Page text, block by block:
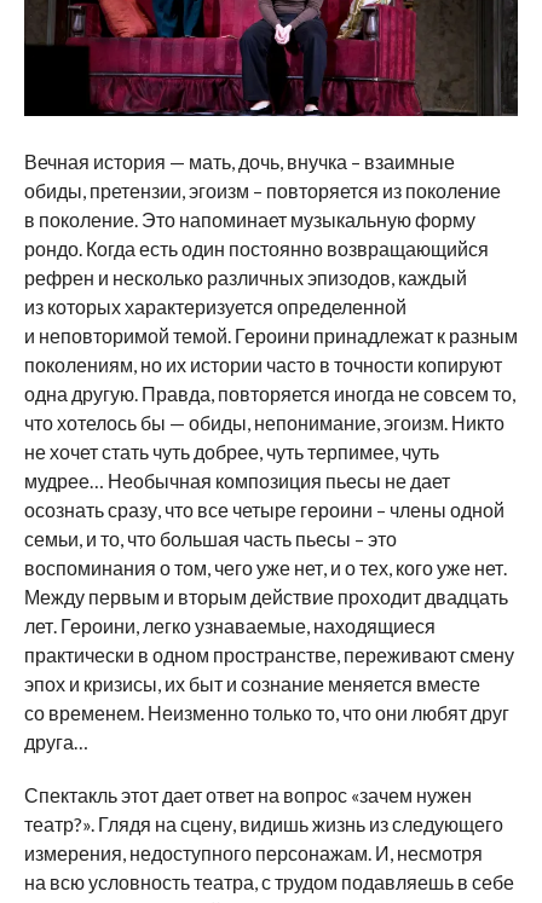
Вечная история — мать, дочь, внучка – взаимные
обиды, претензии, эгоизм – повторяется из поколение
в поколение. Это напоминает музыкальную форму
рондо. Когда есть один постоянно возвращающийся
рефрен и несколько различных эпизодов, каждый
из которых характеризуется определенной
и неповторимой темой. Героини принадлежат к разным
поколениям, но их истории часто в точности копируют
одна другую. Правда, повторяется иногда не совсем то,
что хотелось бы — обиды, непонимание, эгоизм. Никто
не хочет стать чуть добрее, чуть терпимее, чуть
мудрее… Необычная композиция пьесы не дает
осознать сразу, что все четыре героини – члены одной
семьи, и то, что большая часть пьесы – это
воспоминания о том, чего уже нет, и о тех, кого уже нет.
Между первым и вторым действие проходит двадцать
лет. Героини, легко узнаваемые, находящиеся
практически в одном пространстве, переживают смену
эпох и кризисы, их быт и сознание меняется вместе
со временем. Неизменно только то, что они любят друг
друга…
Спектакль этот дает ответ на вопрос «зачем нужен
театр?». Глядя на сцену, видишь жизнь из следующего
измерения, недоступного персонажам. И, несмотря
на всю условность театра, с трудом подавляешь в себе